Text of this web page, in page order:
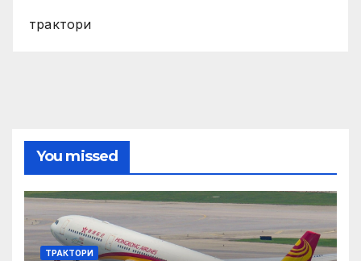
трактори
You missed
ТРАКТОРИ